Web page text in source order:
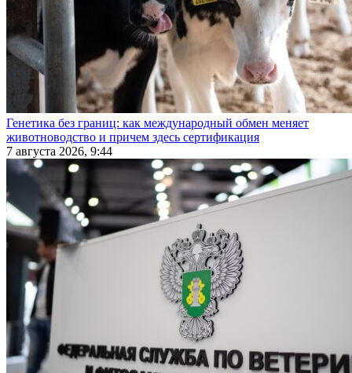
Генетика без границ: как международный обмен меняет
животноводство и причем здесь сертификация
7 августа 2026, 9:44